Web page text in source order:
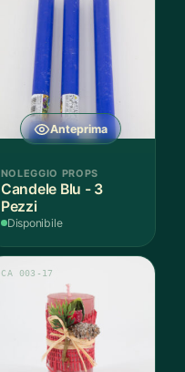
Anteprima
NOLEGGIO PROPS
Candele Blu - 3
Pezzi
Disponibile
CA 003-17